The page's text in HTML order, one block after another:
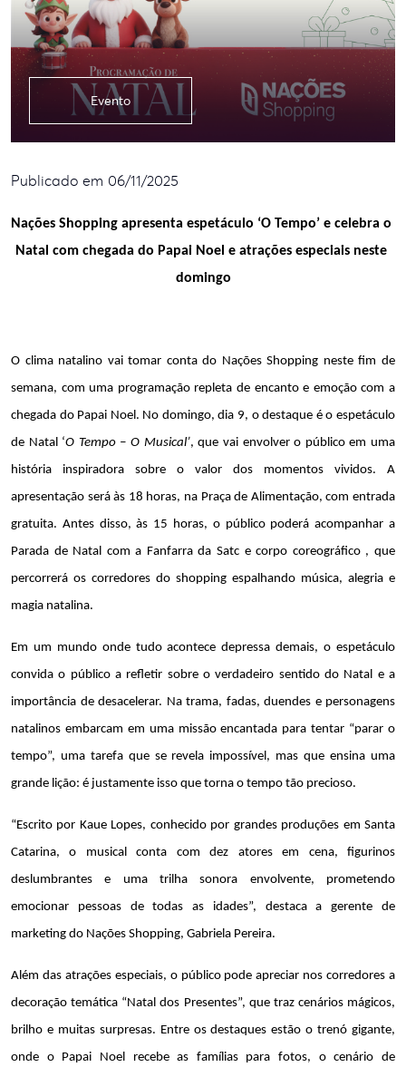
Evento
Publicado em 06/11/2025
Nações Shopping apresenta espetáculo ‘O Tempo’ e celebra o
Natal com chegada do Papai Noel e atrações especiais neste
domingo
O clima natalino vai tomar conta do Nações Shopping neste fim de
semana, com uma programação repleta de encanto e emoção com a
chegada do Papai Noel. No domingo, dia 9, o destaque é o espetáculo
de Natal ‘O Tempo – O Musical’, que vai envolver o público em uma
história inspiradora sobre o valor dos momentos vividos. A
apresentação será às 18 horas, na Praça de Alimentação, com entrada
gratuita. Antes disso, às 15 horas, o público poderá acompanhar a
Parada de Natal com a Fanfarra da Satc e corpo coreográfico , que
percorrerá os corredores do shopping espalhando música, alegria e
magia natalina.
Em um mundo onde tudo acontece depressa demais, o espetáculo
convida o público a refletir sobre o verdadeiro sentido do Natal e a
importância de desacelerar. Na trama, fadas, duendes e personagens
natalinos embarcam em uma missão encantada para tentar “parar o
tempo”, uma tarefa que se revela impossível, mas que ensina uma
grande lição: é justamente isso que torna o tempo tão precioso.
“Escrito por Kaue Lopes, conhecido por grandes produções em Santa
Catarina, o musical conta com dez atores em cena, figurinos
deslumbrantes e uma trilha sonora envolvente, prometendo
emocionar pessoas de todas as idades”, destaca a gerente de
marketing do Nações Shopping, Gabriela Pereira.
Além das atrações especiais, o público pode apreciar nos corredores a
decoração temática “Natal dos Presentes”, que traz cenários mágicos,
brilho e muitas surpresas. Entre os destaques estão o trenó gigante,
onde o Papai Noel recebe as famílias para fotos, o cenário de